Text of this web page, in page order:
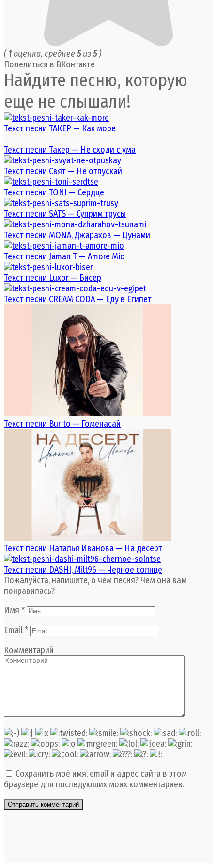
(1 оценка, среднее 5из 5)
Поделиться в ВКонтакте
Найдите песню, которую
еще не слышали!
Текст песни ТАКЕР — Как море
Текст песни Такер — Не сходи с ума
Текст песни Свят — Не отпускай
Текст песни TONI — Сердце
Текст песни SATS — Суприм трусы
Текст песни MONA, Джарахов — Цунами
Текст песни Jaman T — Amore Mio
Текст песни Luxor — Бисер
Текст песни CREAM CODA — Еду в Египет
Текст песни Burito — Гоменасай
Текст песни Наталья Иванова — На десерт
Текст песни DASHI, Milt96 — Черное солнце
Пожалуйста, напишите, о чем песня? Чем она вам
понравилась?
Имя *
Email*
Комментарий
Сохранить моё имя, email и адрес сайта в этом
браузере для последующих моих комментариев.